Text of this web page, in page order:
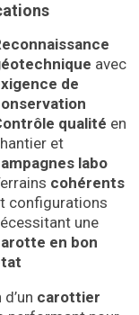
avec
de
qualité en
et
labo
cohérents
configurations
une
en bon
carottier